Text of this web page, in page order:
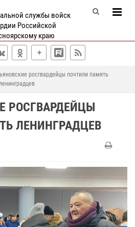
службы войск
Российской
краю
росгвардейцы почтили память
РОСГВАРДЕЙЦЫ
ЛЕНИНГРАДЦЕВ